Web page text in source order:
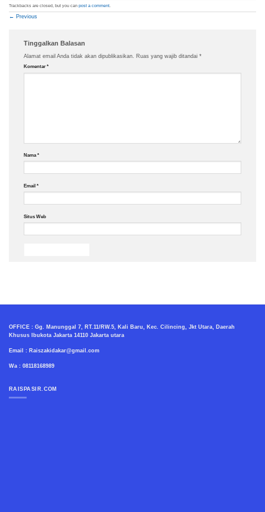
Trackbacks are closed, but you can post a comment.
← Previous
Tinggalkan Balasan
Alamat email Anda tidak akan dipublikasikan. Ruas yang wajib ditandai *
Komentar *
Nama*
Email *
Situs Web
OFFICE : Gg. Manunggal 7, RT.11/RW.5, Kali Baru, Kec. Cilincing, Jkt Utara, Daerah
Khusus Ibukota Jakarta 14110 Jakarta utara
Email : Raiszakidakar@gmail.com
Wa : 08118168989
RAISPASIR.COM